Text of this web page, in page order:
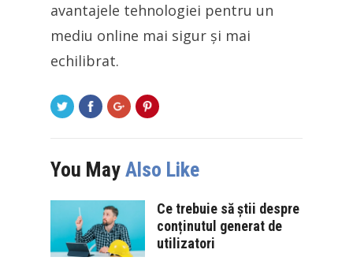
avantajele tehnologiei pentru un
mediu online mai sigur și mai
echilibrat.
You May Also Like
Ce trebuie să știi despre
conținutul generat de
utilizatori